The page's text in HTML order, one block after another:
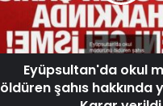
Eyüpsultan'da okul
öldüren şahıs hakkında